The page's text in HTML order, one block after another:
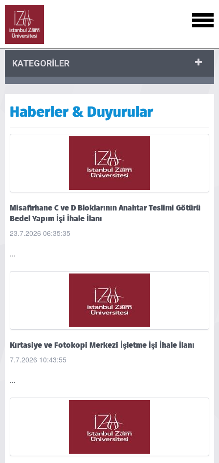
KATEGORİLER
Haberler & Duyurular
Misafirhane C ve D Bloklarının Anahtar Teslimi Götürü
Bedel Yapım İşi İhale İlanı
23.7.2026 06:35:35
...
Kırtasiye ve Fotokopi Merkezi İşletme İşi İhale İlanı
7.7.2026 10:43:55
...